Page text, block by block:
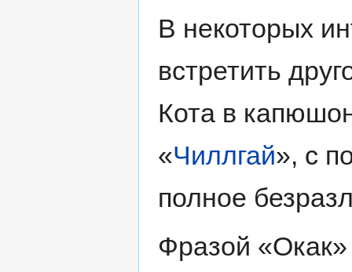
В некоторых
встретить
Кота в
«Чиллгай», с
полное
Фразой